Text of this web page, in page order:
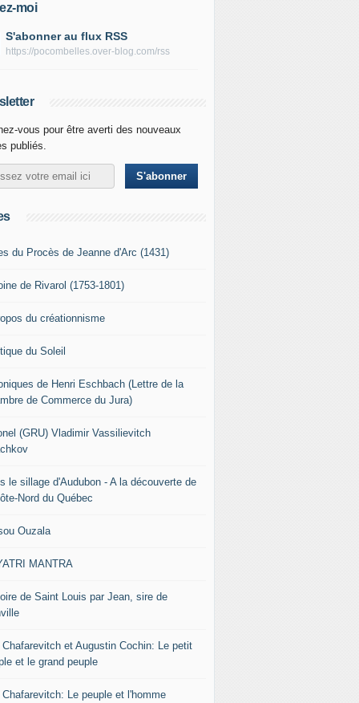
moi
S'abonner au flux RSS
https://pocombelles.over-blog.com/rss
vous pour être averti des nouveaux
publiés.
du Procès de Jeanne d'Arc (1431)
de Rivarol (1753-1801)
du créationnisme
du Soleil
de Henri Eschbach (Lettre de la
de Commerce du Jura)
(GRU) Vladimir Vassilievitch
le sillage d'Audubon - A la découverte de
Nord du Québec
Ouzala
MANTRA
de Saint Louis par Jean, sire de
Chafarevitch et Augustin Cochin: Le petit
et le grand peuple
Chafarevitch: Le peuple et l'homme